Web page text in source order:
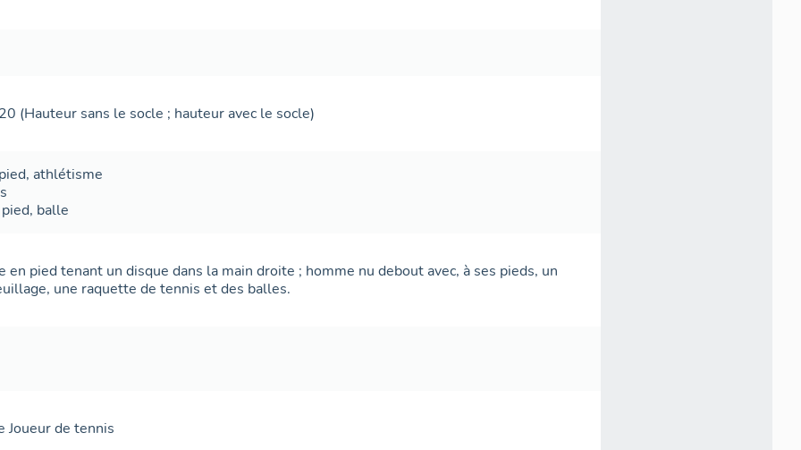
(Hauteur sans le socle ; hauteur avec le socle)
athlétisme
balle
en pied tenant un disque dans la main droite ; homme nu debout avec, à ses pieds, un
une raquette de tennis et des balles.
Joueur de tennis